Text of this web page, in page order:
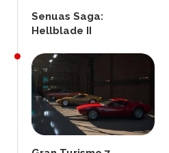
Senuas Saga:
Hellblade II